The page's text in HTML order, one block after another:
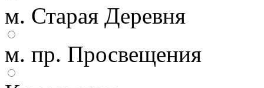
м. Старая Деревня
м. пр. Просвещения